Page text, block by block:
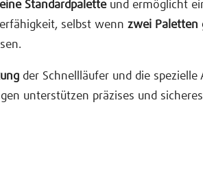
Standardpaletteund ermöglicht
selbst wenn zwei Paletten
der Schnellläufer und die spezielle
unterstützen präzises und